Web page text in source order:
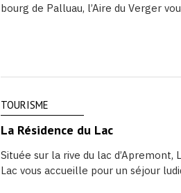
bourg de Palluau, l’Aire du Verger
TOURISME
La Résidence du Lac
Située sur la rive du lac d’Apremont,
Lac vous accueille pour un séjour